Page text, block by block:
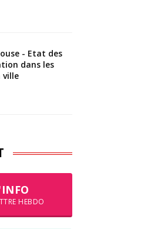
- Etat des
dans les
ville
HEBDO